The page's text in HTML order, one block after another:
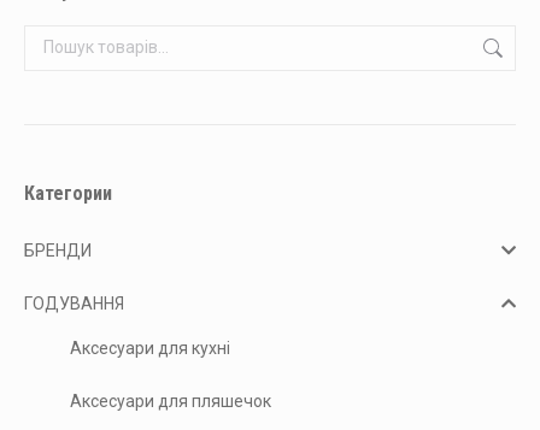
Категории
БРЕНДИ
ГОДУВАННЯ
Аксесуари для кухні
Аксесуари для пляшечок